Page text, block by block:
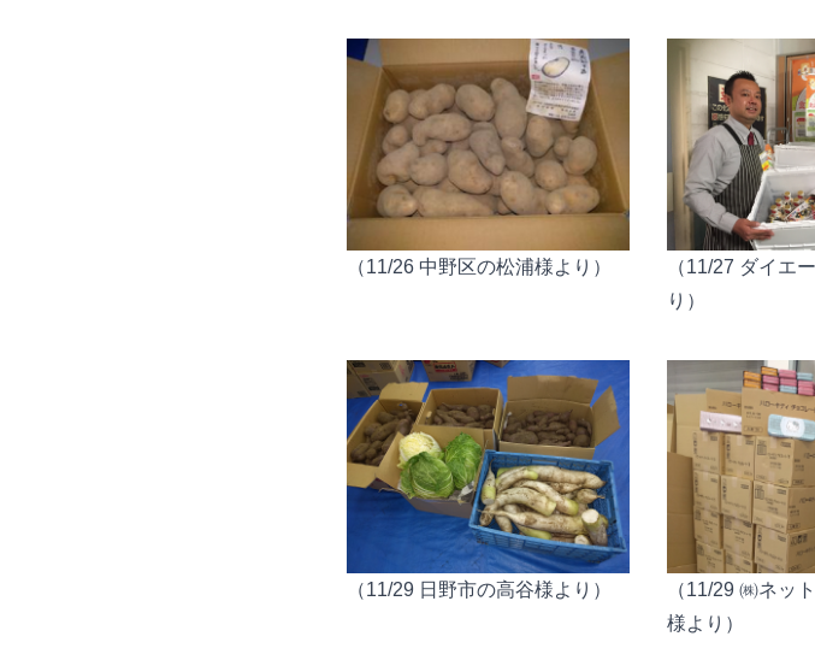
（11/26 中野区の松浦様より）
（11/27 ダイエ
り）
（11/29 日野市の高谷様より）
（11/29 ㈱ネッ
様より）